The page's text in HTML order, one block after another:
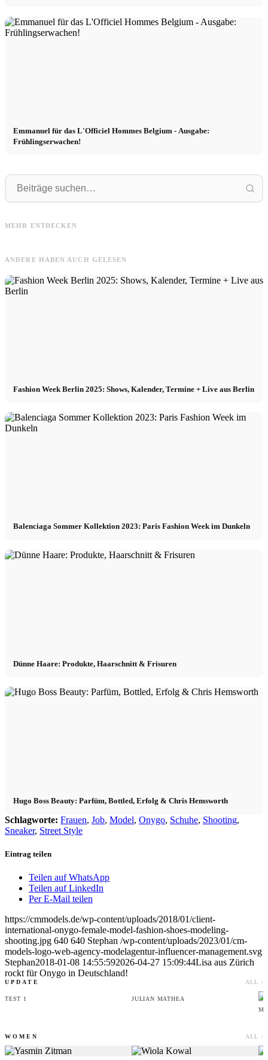
Emmanuel für das L'Officiel Hommes Belgium - Ausgabe:
Frühlingserwachen!
MEHR ENTDECKEN
x Shanghai
ANDERE HABEN AUCH GELESEN
Fashion Week Berlin 2025: Shows, Kalender, Termine + Live aus Berlin
Balenciaga Sommer Kollektion 2023: Paris Fashion Week im Dunkeln
Dünne Haare: Produkte, Haarschnitt & Frisuren
Hugo Boss Beauty: Parfüm, Bottled, Erfolg & Chris Hemsworth
Schlagworte: Frauen, Job, Model, Onygo, Schuhe, Shooting,
Sneaker, Street Style
Eintrag teilen
Teilen auf WhatsApp
Teilen auf LinkedIn
Per E-Mail teilen
https://cmmodels.de/wp-content/uploads/2018/01/client-
international-onygo-female-model-fashion-shoes-modeling-
shooting.jpg 640 640 Stephan /wp-content/uploads/2023/01/cm-
models-logo-web-agency-modelagentur-influencer-management.svg
Stephan2018-01-08 14:55:592026-04-27 15:09:44Lisa aus Zürich
rockt für Onygo in Deutschland!
UPDATE ALL ›
TEST 1
JULIAN MATHEA
WOMEN ALL ›